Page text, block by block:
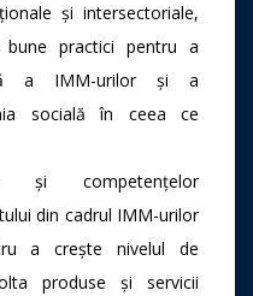
și intersectoriale,
practici pentru a
a IMM-urilor și a
socială în ceea ce
și competențelor
din cadrul IMM-urilor
a crește nivelul de
produse și servicii